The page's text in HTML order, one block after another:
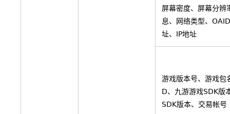
屏幕密度、屏幕分辨
息、网络类型、
址、IP地址
游戏版本号、游戏包
D、九游游戏SDK版
SDK版本、交易帐号